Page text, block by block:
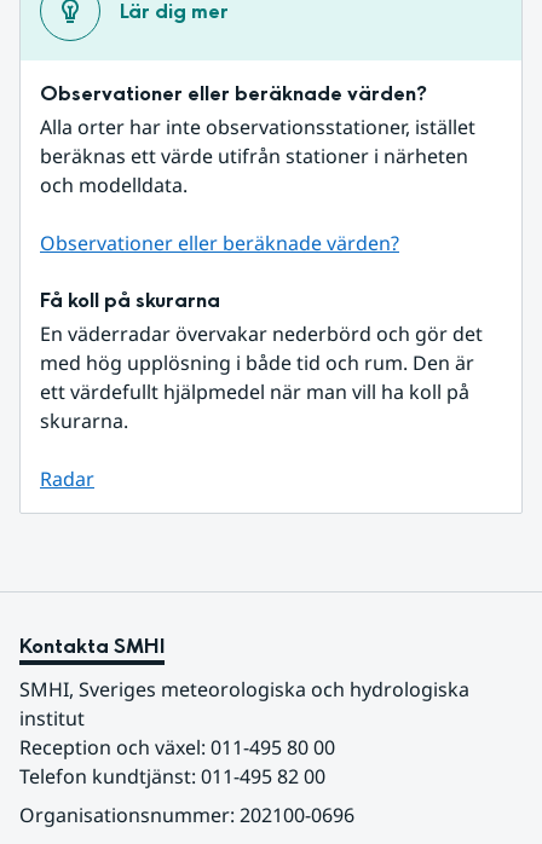
Lär dig mer
Observationer eller beräknade värden?
Alla orter har inte observationsstationer, istället
beräknas ett värde utifrån stationer i närheten
och modelldata.
Observationer eller beräknade värden?
Få koll på skurarna
En väderradar övervakar nederbörd och gör det
med hög upplösning i både tid och rum. Den är
ett värdefullt hjälpmedel när man vill ha koll på
skurarna.
Radar
Kontakta SMHI
SMHI, Sveriges meteorologiska och hydrologiska
institut
Reception och växel: 011-495 80 00
Telefon kundtjänst: 011-495 82 00
Organisationsnummer: 202100-0696